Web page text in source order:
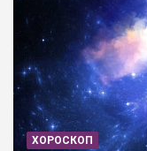
ХОРОСКОП